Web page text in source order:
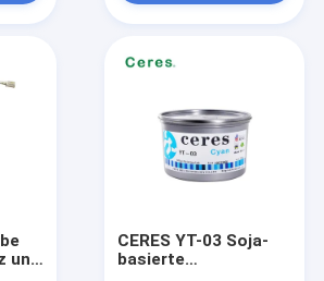
und
CERES YT-03 Soja-
basierte